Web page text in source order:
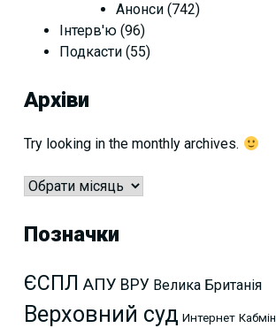
Анонси (742)
Інтерв'ю (96)
Подкасти (55)
Архіви
Try looking in the monthly archives.
Архіви
Позначки
ЄСПЛ АПУ ВРУ Велика Британія
Верховний суд Интернет Кабмін